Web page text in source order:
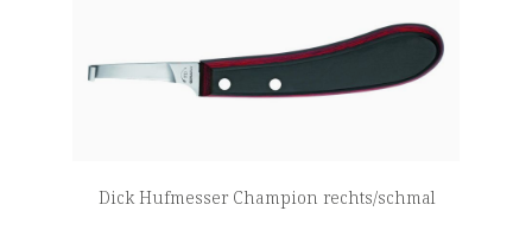
Dick Hufmesser Champion rechts/schmal